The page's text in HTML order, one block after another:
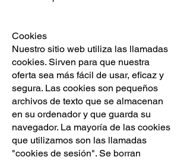
Cookies
Nuestro sitio web utiliza las llamadas
cookies. Sirven para que nuestra
oferta sea más fácil de usar, eficaz y
segura. Las cookies son pequeños
archivos de texto que se almacenan
en su ordenador y que guarda su
navegador. La mayoría de las cookies
que utilizamos son las llamadas
"cookies de sesión". Se borran